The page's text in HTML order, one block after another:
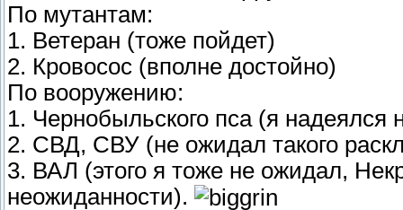
По мутантам:
1. Ветеран (тоже пойдет)
2. Кровосос (вполне достойно)
По вооружению:
1. Чернобыльского пса (я надеялся
2. СВД, СВУ (не ожидал такого
3. ВАЛ (этого я тоже не ожидал,
неожиданности).